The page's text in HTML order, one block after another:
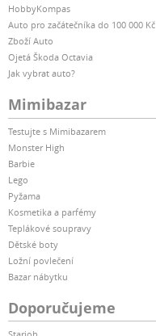
HobbyKompas
Auto pro začátečníka do 100 000 Kč
Zboží Auto
Ojetá Škoda Octavia
Jak vybrat auto?
Mimibazar
Testujte s Mimibazarem
Monster High
Barbie
Lego
Pyžama
Kosmetika a parfémy
Teplákové soupravy
Dětské boty
Ložní povlečení
Bazar nábytku
Doporučujeme